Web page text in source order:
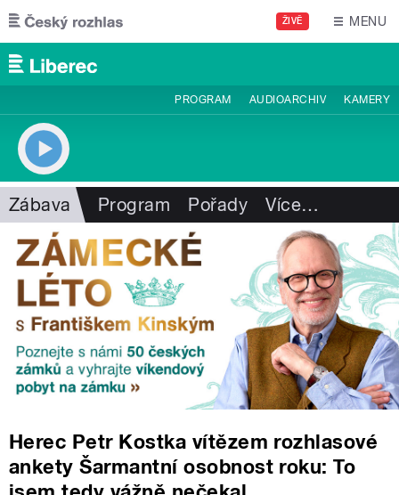
Přejít k hlavnímu obsahu
ŽIVĚ MENU
PROGRAM AUDIOARCHIV KAMERY
Zábava Program Pořady Více…
Herec Petr Kostka vítězem rozhlasové
ankety Šarmantní osobnost roku: To